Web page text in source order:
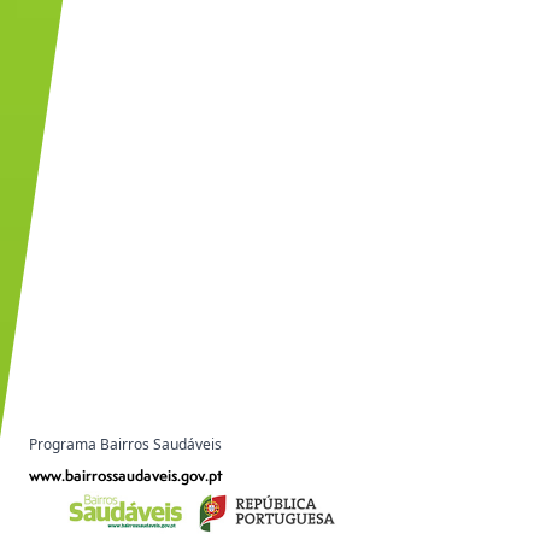
Programa Bairros Saudáveis
www.bairrossaudaveis.gov.pt